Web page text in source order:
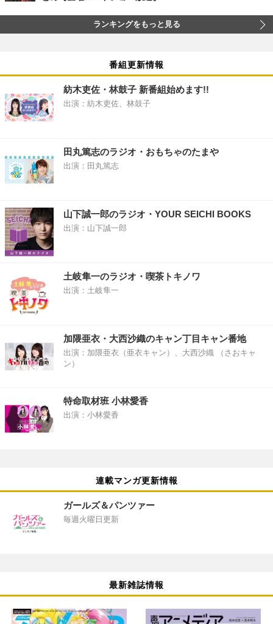
ランキングをもっと見る
番組更新情報
紡木吏佐・林鼓子 新番組始めます!!
出演：紡木吏佐、林鼓子
田丸篤志のラジオ・おもちゃのたまや
出演：田丸篤志
山下誠一郎のラジオ・YOUR SEICHI BOOKS
出演：山下誠一郎
土岐隼一のラジオ・喫茶トキノワ
出演：土岐隼一
加隈亜衣・大西沙織のキャン丁目キャン番地
出演：加隈亜衣（亜衣キャン）、大西沙織 （さおキャ
ン）
特命取材班 小林愛香
出演：小林愛香
連載マンガ更新情報
ガールズ＆パンツァー
毎週火曜日更新
最新雑誌情報